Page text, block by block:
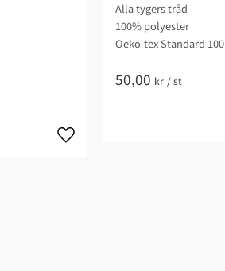
Alla tygers tråd
100% polyester
Oeko-tex Standard 100
50,00 kr /st